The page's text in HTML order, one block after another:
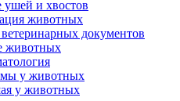
ушей и хвостов
животных
документов
животных
у животных
у животных